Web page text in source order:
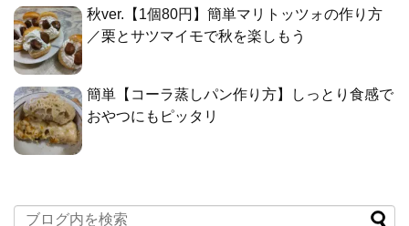
秋ver.【1個80円】簡単マリトッツォの作り方
／栗とサツマイモで秋を楽しもう
簡単【コーラ蒸しパン作り方】しっとり食感で
おやつにもピッタリ